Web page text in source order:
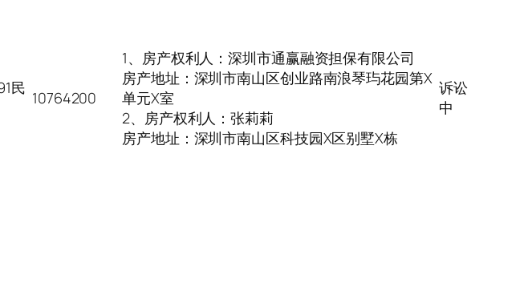
民
10764200
1、房产权利人：深圳市通赢融资担保有限公司
房产地址：深圳市南山区创业路南浪琴玙花园第X
单元X室
2、房产权利人：张莉莉
房产地址：深圳市南山区科技园X区别墅X栋
诉讼
中